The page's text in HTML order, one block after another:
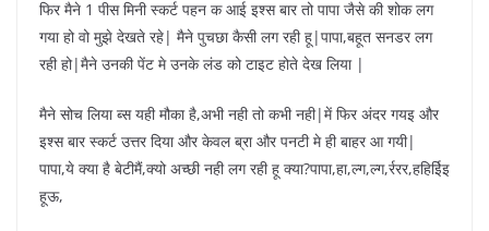
फिर मैने 1 पीस मिनी स्कर्ट पहन क आई इश्स बार तो पापा जैसे की शोक लग
गया हो वो मुझे देखते रहे| मैने पुचछा कैसी लग रही हू|पापा,बहूत सनडर लग
रही हो|मैने उनकी पेंट मे उनके लंड को टाइट होते देख लिया |
मैने सोच लिया ब्स यही मौका है,अभी नही तो कभी नही|में फिर अंदर गयइ और
इश्स बार स्कर्ट उत्तर दिया और केवल ब्रा और पनटी मे ही बाहर आ गयी|
पापा,ये क्या है बेटीमैं,क्यो अच्छी नही लग रही हू क्या?पापा,हा,ल्ग,ल्ग,र्ररर,हहिईिइ
हूऊ,